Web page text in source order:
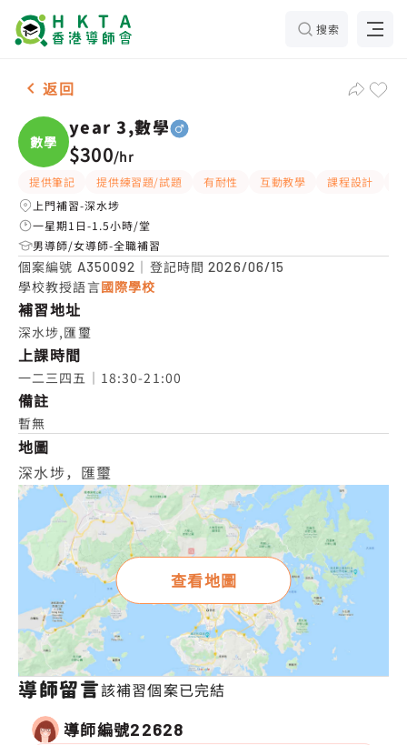
搜索
男-1名 year 3,數學，深水埗 補習推介
返回
數學
year 3,數學
$300/hr
提供筆記 提供練習題/試題 有耐性 互動教學 課程設計
上門補習-深水埗
一星期1日-1.5小時/堂
男導師/女導師-全職補習
個案編號 A350092 ｜登記時間2026/06/15
學校教授語言國際學校
補習地址
深水埗,匯璽
上課時間
一二三四五｜18:30-21:00
備註
暫無
地圖
深水埗，匯璽
查看地圖
導師留言該補習個案已完結
導師編號22628